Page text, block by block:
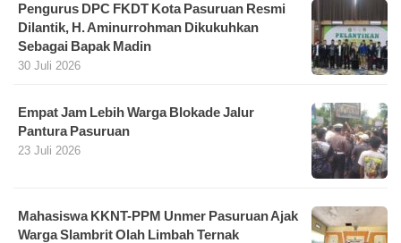
Pengurus DPC FKDT Kota Pasuruan Resmi
Dilantik, H. Aminurrohman Dikukuhkan
Sebagai Bapak Madin
30 Juli 2026
Empat Jam Lebih Warga Blokade Jalur
Pantura Pasuruan
23 Juli 2026
Mahasiswa KKNT-PPM Unmer Pasuruan Ajak
Warga Slambrit Olah Limbah Ternak